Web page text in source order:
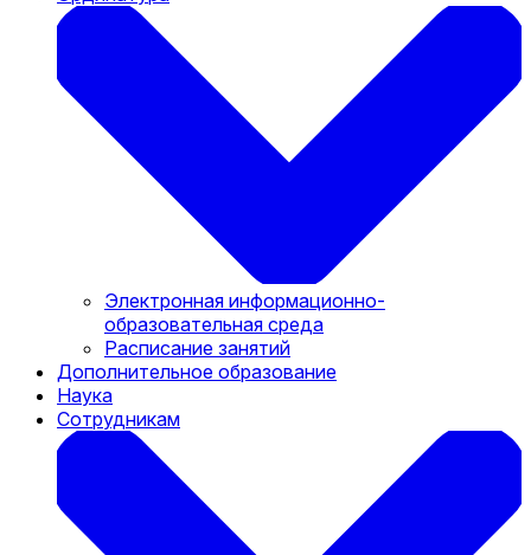
Электронная информационно-
образовательная среда
Расписание занятий
Дополнительное образование
Наука
Сотрудникам